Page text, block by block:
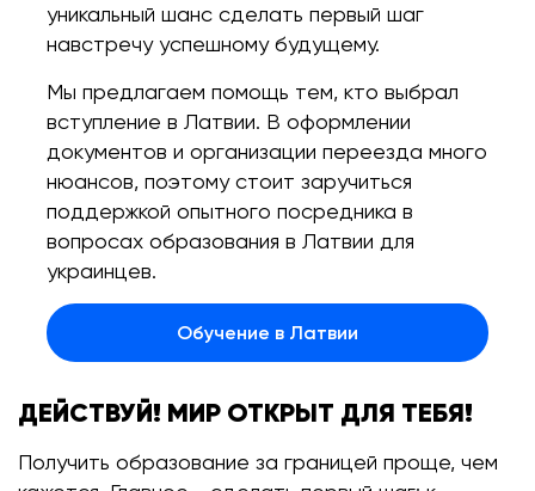
уникальный шанс сделать первый шаг
навстречу успешному будущему.
Мы предлагаем помощь тем, кто выбрал
вступление в Латвии. В оформлении
документов и организации переезда много
нюансов, поэтому стоит заручиться
поддержкой опытного посредника в
вопросах образования в Латвии для
украинцев.
Обучение в Латвии
ДЕЙСТВУЙ! МИР ОТКРЫТ ДЛЯ ТЕБЯ!
Получить образование за границей проще, чем